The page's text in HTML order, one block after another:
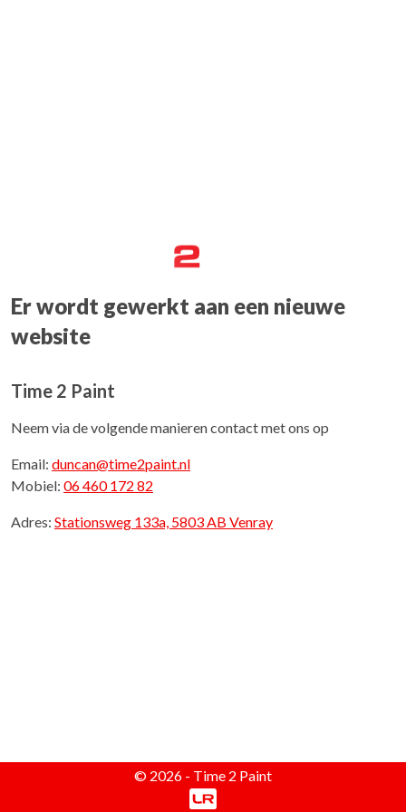
Er wordt gewerkt aan een nieuwe
website
Time 2 Paint
Neem via de volgende manieren contact met ons op
Email: duncan@time2paint.nl
Mobiel: 06 460 172 82
Adres: Stationsweg 133a, 5803 AB Venray
© 2026 - Time 2 Paint